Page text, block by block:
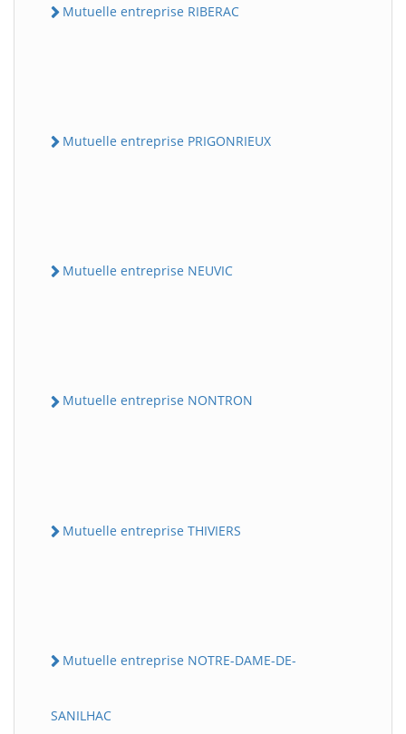
Mutuelle entreprise RIBERAC
Mutuelle entreprise PRIGONRIEUX
Mutuelle entreprise NEUVIC
Mutuelle entreprise NONTRON
Mutuelle entreprise THIVIERS
Mutuelle entreprise NOTRE-DAME-DE-
SANILHAC